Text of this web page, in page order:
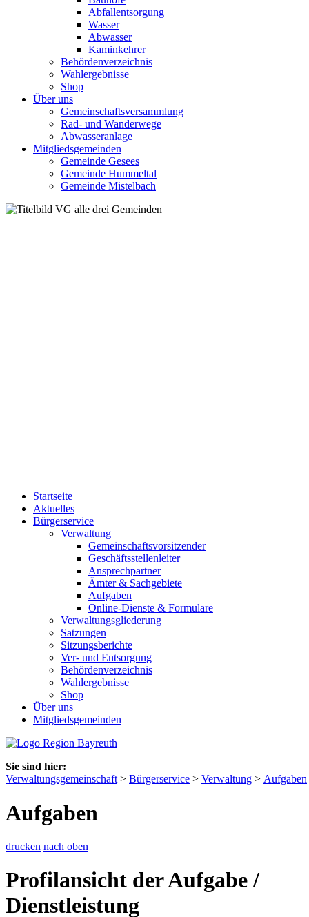
Abfallentsorgung
Wasser
Abwasser
Kaminkehrer
Behördenverzeichnis
Wahlergebnisse
Shop
Über uns
Gemeinschaftsversammlung
Rad- und Wanderwege
Abwasseranlage
Mitgliedsgemeinden
Gemeinde Gesees
Gemeinde Hummeltal
Gemeinde Mistelbach
Startseite
Aktuelles
Bürgerservice
Verwaltung
Gemeinschaftsvorsitzender
Geschäftsstellenleiter
Ansprechpartner
Ämter & Sachgebiete
Aufgaben
Online-Dienste & Formulare
Verwaltungsgliederung
Satzungen
Sitzungsberichte
Ver- und Entsorgung
Behördenverzeichnis
Wahlergebnisse
Shop
Über uns
Mitgliedsgemeinden
Sie sind hier:
Verwaltungsgemeinschaft > Bürgerservice > Verwaltung > Aufgaben
Aufgaben
drucken nach oben
Profilansicht der Aufgabe /
Dienstleistung